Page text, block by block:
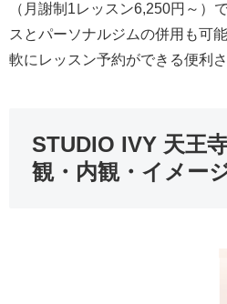
（月謝制1レッスン6,250円～）
スとパーソナルジムの併用も可
軟にレッスン予約ができる便利さ
STUDIO IVY 天王
観・内観・イメージ